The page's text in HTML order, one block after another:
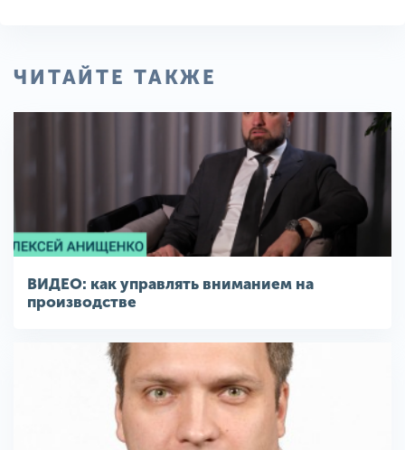
ЧИТАЙТЕ ТАКЖЕ
ВИДЕО: как управлять вниманием на
производстве